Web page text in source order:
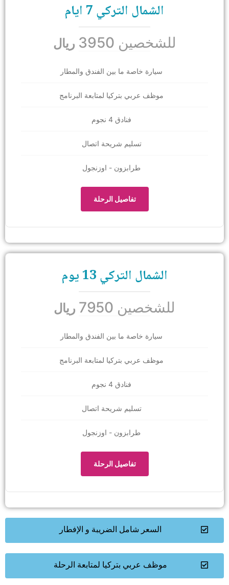
الشمال التركي 7 ايام
للشخصين 3950 ريال
سيارة خاصة ما بين الفندق والمطار
موظف عربي بتركيا لمتابعة البرنامج
فنادق 4 نجوم
تسليم شريحة اتصال
طرابزون - اوزنجول
تفاصيل الرحلة
الشمال التركي 13 يوم
للشخصين 7950 ريال
سيارة خاصة ما بين الفندق والمطار
موظف عربي بتركيا لمتابعة البرنامج
فنادق 4 نجوم
تسليم شريحة اتصال
طرابزون - اوزنجول
تفاصيل الرحلة
السعر شامل الضريبة و الإفطار
موظف عربي بتركيا لمتابعة الرحلة